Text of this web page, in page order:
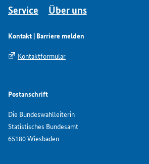
Service
Über uns
Kontakt | Barriere melden
Kontaktformular
Postanschrift
Die Bundeswahlleiterin
Statistisches Bundesamt
65180 Wiesbaden